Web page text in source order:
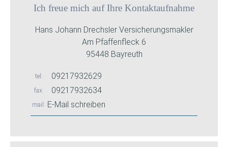
Ich freue mich auf Ihre Kontaktaufnahme
Hans Johann Drechsler Versicherungsmakler
Am Pfaffenfleck 6
95448 Bayreuth
tel 09217932629
fax 09217932634
mail E-Mail schreiben